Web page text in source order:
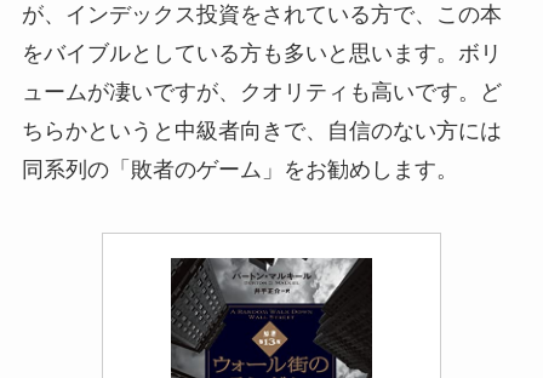
が、インデックス投資をされている方で、この本
をバイブルとしている方も多いと思います。ボリ
ュームが凄いですが、クオリティも高いです。ど
ちらかというと中級者向きで、自信のない方には
同系列の「敗者のゲーム」をお勧めします。